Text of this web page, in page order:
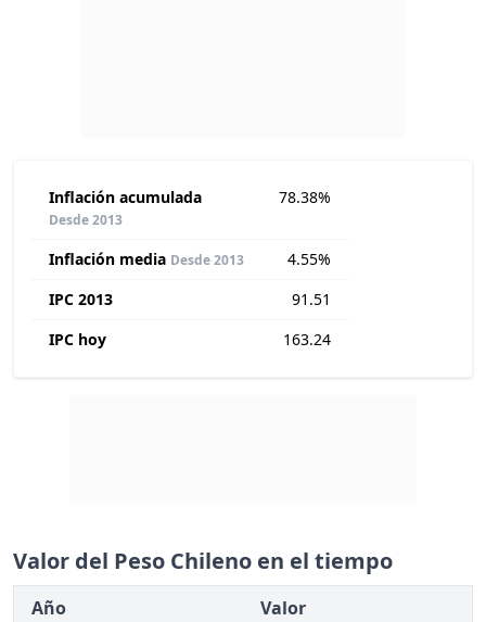
Inflación acumulada
Desde 2013
78.38%
Inflación media Desde 2013
4.55%
IPC 2013
91.51
IPC hoy
163.24
Valor del Peso Chileno en el tiempo
Año
Valor